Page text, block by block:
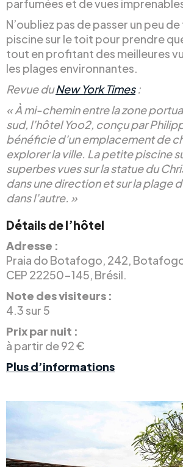
parfumées et de vues
N’oubliez pas de passer un peu
piscine sur le toit pour prendre
tout en profitant des meilleures
les plages environnantes.
Revue duNew York Times:
« À mi-chemin entre la zone
sud, l’hôtel Yoo2, conçu par
bénéficie d’un emplacement de
explorer la ville. La petite piscine
superbes vues sur la statue du
dans une direction et sur la plage
dans l’autre. »
Détails de l’hôtel
Adresse :
Praia do Botafogo, 242,
CEP 22250-145, Brésil.
Note des visiteurs :
4.3 sur 5
Prix par nuit :
à partir de 92 €
Plus d’informations